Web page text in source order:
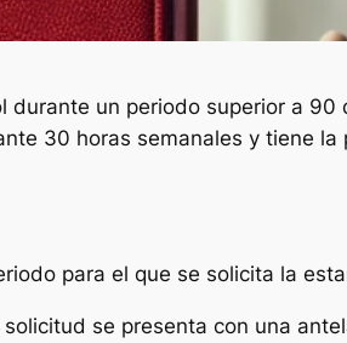
durante un periodo superior a 90
30 horas semanales y tiene la
para el que se solicita la
se presenta con una